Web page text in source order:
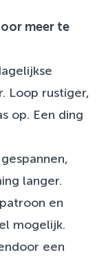
meer te
Loop rustiger,
op. Een ding
langer.
en
mogelijk.
een